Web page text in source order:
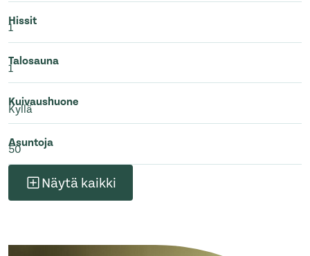
Hissit
1
Talosauna
1
Kuivaushuone
Kyllä
Asuntoja
50
Näytä kaikki